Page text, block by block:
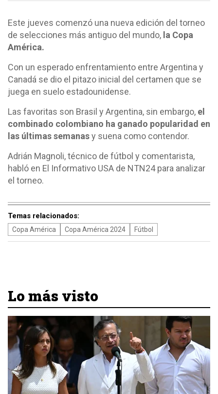
Este jueves comenzó una nueva edición del torneo
de selecciones más antiguo del mundo, la Copa
América.
Con un esperado enfrentamiento entre Argentina y
Canadá se dio el pitazo inicial del certamen que se
juega en suelo estadounidense.
Las favoritas son Brasil y Argentina, sin embargo, el
combinado colombiano ha ganado popularidad en
las últimas semanasy suena como contendor.
Adrián Magnoli, técnico de fútbol y comentarista,
habló en El Informativo USA de NTN24 para analizar
el torneo.
Temas relacionados:
Copa América Copa América 2024 Fútbol
Lo más visto